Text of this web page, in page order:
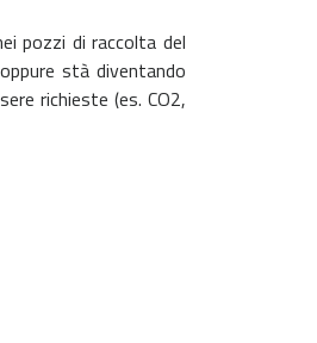
pozzi di raccolta del
stà diventando
richieste (es. CO2,